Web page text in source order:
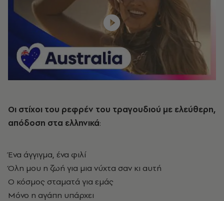
Οι στίχοι του ρεφρέν του τραγουδιού με ελεύθερη,
απόδοση στα ελληνικά:
Ένα άγγιγμα, ένα φιλί
Όλη μου η ζωή για μια νύχτα σαν κι αυτή
Ο κόσμος σταματά για εμάς
Μόνο η αγάπη υπάρχει